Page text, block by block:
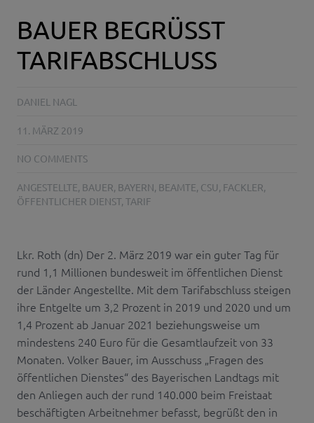
BAUER BEGRÜSST
TARIFABSCHLUSS
DANIEL NAGL
11. MÄRZ 2019
NO COMMENTS
ANGESTELLTE, BAUER, BAYERN, BEAMTE, CSU, FACKLER,
ÖFFENTLICHER DIENST, TARIF
Lkr. Roth (dn) Der 2. März 2019 war ein guter Tag für
rund 1,1 Millionen bundesweit im öffentlichen Dienst
der Länder Angestellte. Mit dem Tarifabschluss steigen
ihre Entgelte um 3,2 Prozent in 2019 und 2020 und um
1,4 Prozent ab Januar 2021 beziehungsweise um
mindestens 240 Euro für die Gesamtlaufzeit von 33
Monaten. Volker Bauer, im Ausschuss „Fragen des
öffentlichen Dienstes“ des Bayerischen Landtags mit
den Anliegen auch der rund 140.000 beim Freistaat
beschäftigten Arbeitnehmer befasst, begrüßt den in